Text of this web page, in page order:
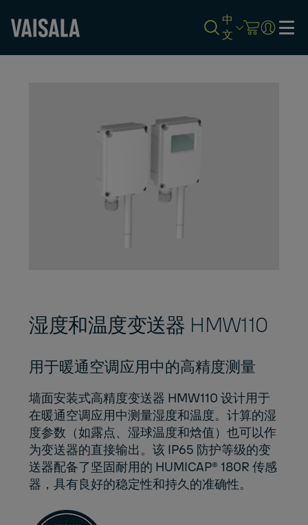
中
文
湿度和温度变送器 HMW110
用于暖通空调应用中的高精度测量
墙面安装式高精度变送器 HMW110 设计用于
在暖通空调应用中测量湿度和温度。计算的湿
度参数（如露点、湿球温度和焓值）也可以作
为变送器的直接输出。该 IP65 防护等级的变
送器配备了坚固耐用的 HUMICAP® 180R 传感
器，具有良好的稳定性和持久的准确性。